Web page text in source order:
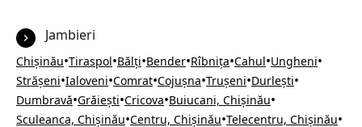
Jambieri
Chișinău•Tiraspol•Bălți•Bender•Rîbnița•Cahul•Ungheni•
Strășeni•Ialoveni•Comrat•Cojușna•Trușeni•Durlești•
Dumbravă•Grăiești•Cricova•Buiucani, Chișinău•
Sculeanca, Chișinău•Centru, Chișinău•Telecentru, Chișinău•